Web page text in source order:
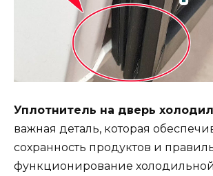
Уплотнитель на дверь
важная деталь, которая
сохранность продуктов и
функционирование